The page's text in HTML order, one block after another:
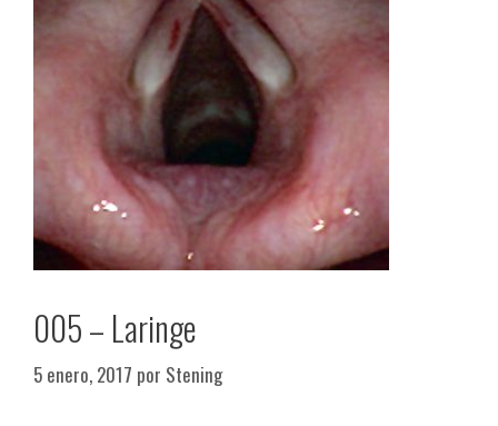
005 – Laringe
5 enero, 2017 por Stening